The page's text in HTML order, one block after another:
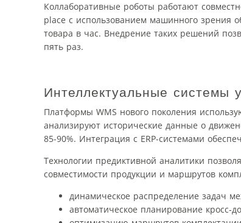
Коллаборативные роботы работают
place с использованием машинного зрения
товара в час. Внедрение таких решений
пять раз.
Интеллектуальные системы
Платформы WMS нового поколения
анализируют исторические данные о
85-90%. Интеграция с ERP-системами
Технологии предиктивной аналитики
совместимости продукции и маршрутов
динамическое распределение задач
автоматическое планирование кросс-